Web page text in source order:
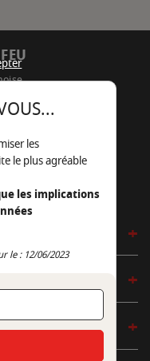
09
mailles
le plus agréable
les implications
le : 12/06/2023